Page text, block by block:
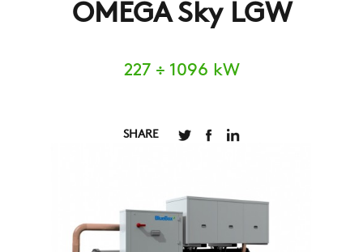
OMEGA Sky LGW
227 ÷ 1096 kW
SHARE